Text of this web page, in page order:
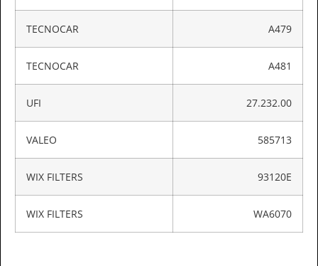
TECNOCAR A479
TECNOCAR A481
UFI 27.232.00
VALEO 585713
WIX FILTERS 93120E
WIX FILTERS WA6070